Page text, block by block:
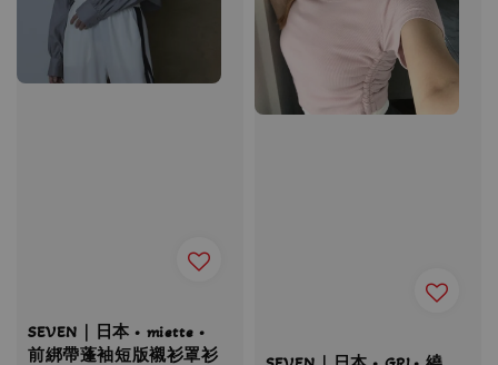
SEVEN｜日本 • miette •
前綁帶蓬袖短版襯衫罩衫